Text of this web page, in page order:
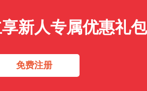
新人专属优惠礼
免费注册